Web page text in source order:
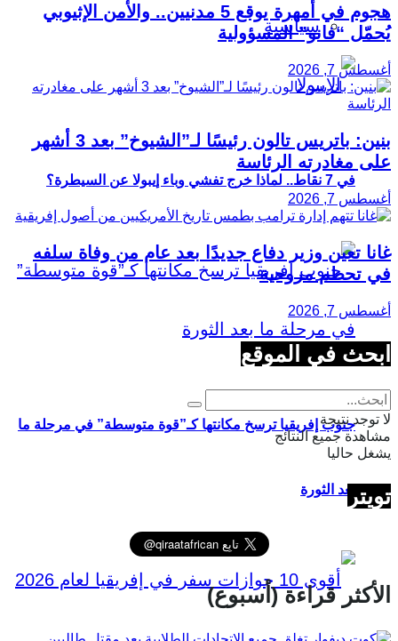
سياسية
في 7 نقاط.. لماذا خرج تفشي وباء إيبولا عن السيطرة؟
جنوب إفريقيا ترسخ مكانتها كـ”قوة متوسطة” في مرحلة ما
بعد الثورة
هجوم في أمهرة يوقع 5 مدنيين.. والأمن الإثيوبي
يُحمّل “فانو” المسؤولية
أغسطس 7, 2026
بنين: باتريس تالون رئيسًا لـ”الشيوخ” بعد 3 أشهر
على مغادرته الرئاسة
أغسطس 7, 2026
غانا تعين وزير دفاع جديدًا بعد عام من وفاة سلفه
في تحطم مروحية
أغسطس 7, 2026
ابحث في الموقع
لا توجد نتيجة
مشاهدة جميع النتائج
يشغل حاليا
تويتر
الأكثر قراءة (أسبوع)